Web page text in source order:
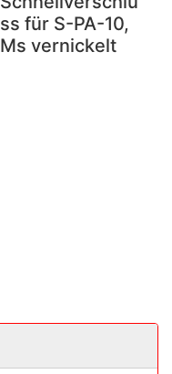
ss für S-PA-10,
Ms vernickelt